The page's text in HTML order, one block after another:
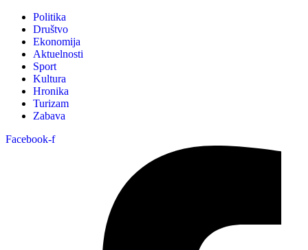
Politika
Društvo
Ekonomija
Aktuelnosti
Sport
Kultura
Hronika
Turizam
Zabava
Facebook-f